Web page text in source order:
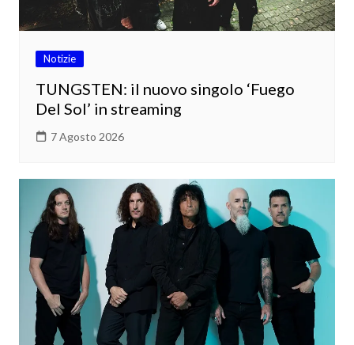
Notizie
TUNGSTEN: il nuovo singolo ‘Fuego
Del Sol’ in streaming
7 Agosto 2026